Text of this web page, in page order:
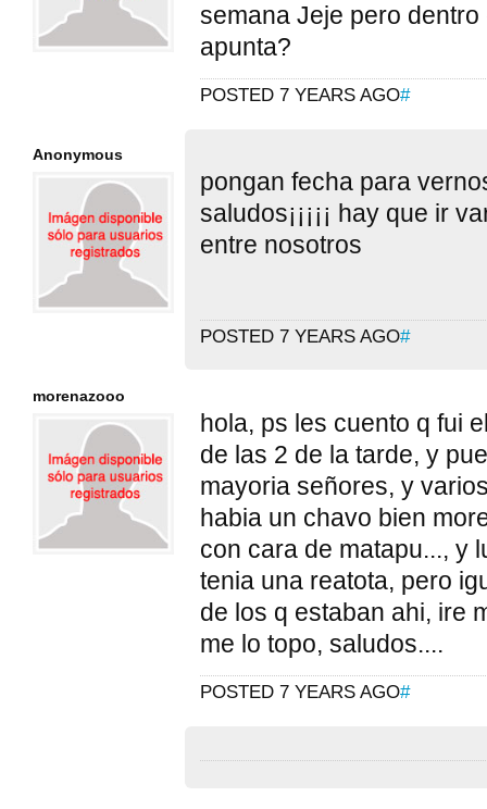
semana Jeje pero
apunta?
POSTED 7 YEARS AGO#
Anonymous
pongan fecha para
saludos¡¡¡¡¡ hay que ir
entre nosotros
POSTED 7 YEARS AGO#
morenazooo
hola, ps les cuento q fui
de las 2 de la tarde, y
mayoria señores, y
habia un chavo bien
con cara de matapu..., y
tenia una reatota, pero
de los q estaban ahi, ire
me lo topo, saludos....
POSTED 7 YEARS AGO#